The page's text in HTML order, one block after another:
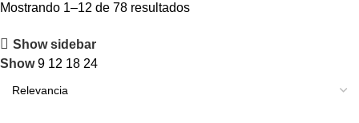
Mostrando 1–12 de 78 resultados
Show sidebar
Show9 12 18 24